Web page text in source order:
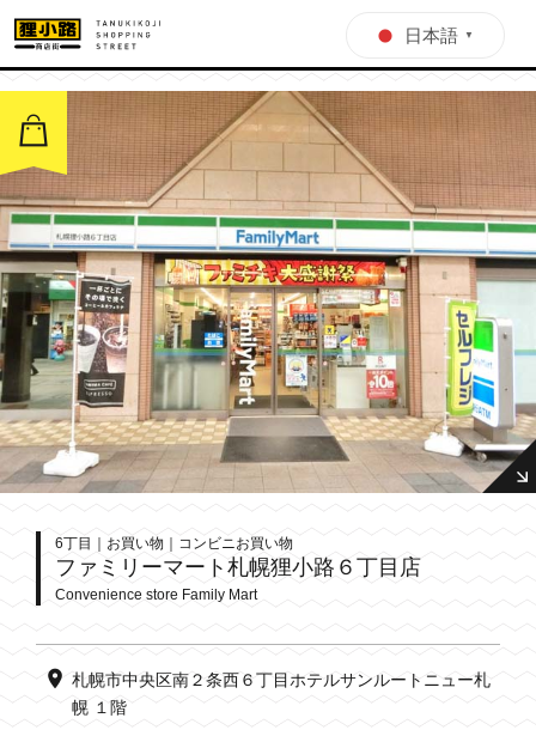
日本語 ▼
6丁目｜お買い物｜コンビニお買い物
ファミリーマート札幌狸小路６丁目店
Convenience store Family Mart
札幌市中央区南２条西６丁目ホテルサンルートニュー札
幌 １階